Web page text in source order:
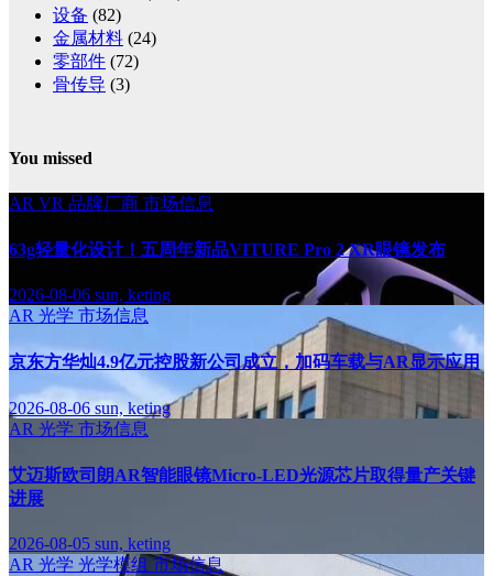
设备 (82)
金属材料 (24)
零部件 (72)
骨传导 (3)
You missed
AR VR 品牌厂商 市场信息
63g轻量化设计！五周年新品VITURE Pro 2 XR眼镜发布
2026-08-06 sun, keting
AR 光学 市场信息
京东方华灿4.9亿元控股新公司成立，加码车载与AR显示应用
2026-08-06sun, keting
AR 光学 市场信息
艾迈斯欧司朗AR智能眼镜Micro-LED光源芯片取得量产关键
进展
2026-08-05 sun, keting
AR 光学 光学模组 市场信息